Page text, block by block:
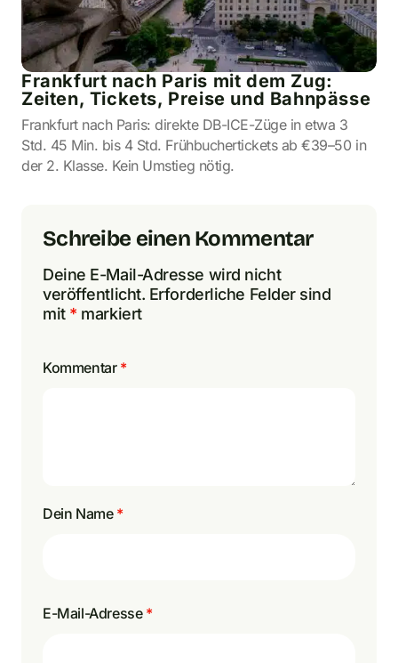
Frankfurt nach Paris mit dem Zug:
Zeiten, Tickets, Preise und Bahnpässe
Frankfurt nach Paris: direkte DB-ICE-Züge in etwa 3
Std. 45 Min. bis 4 Std. Frühbuchertickets ab €39–50 in
der 2. Klasse. Kein Umstieg nötig.
Schreibe einen Kommentar
Deine E-Mail-Adresse wird nicht
veröffentlicht. Erforderliche Felder sind
mit * markiert
Kommentar *
Dein Name *
E-Mail-Adresse *